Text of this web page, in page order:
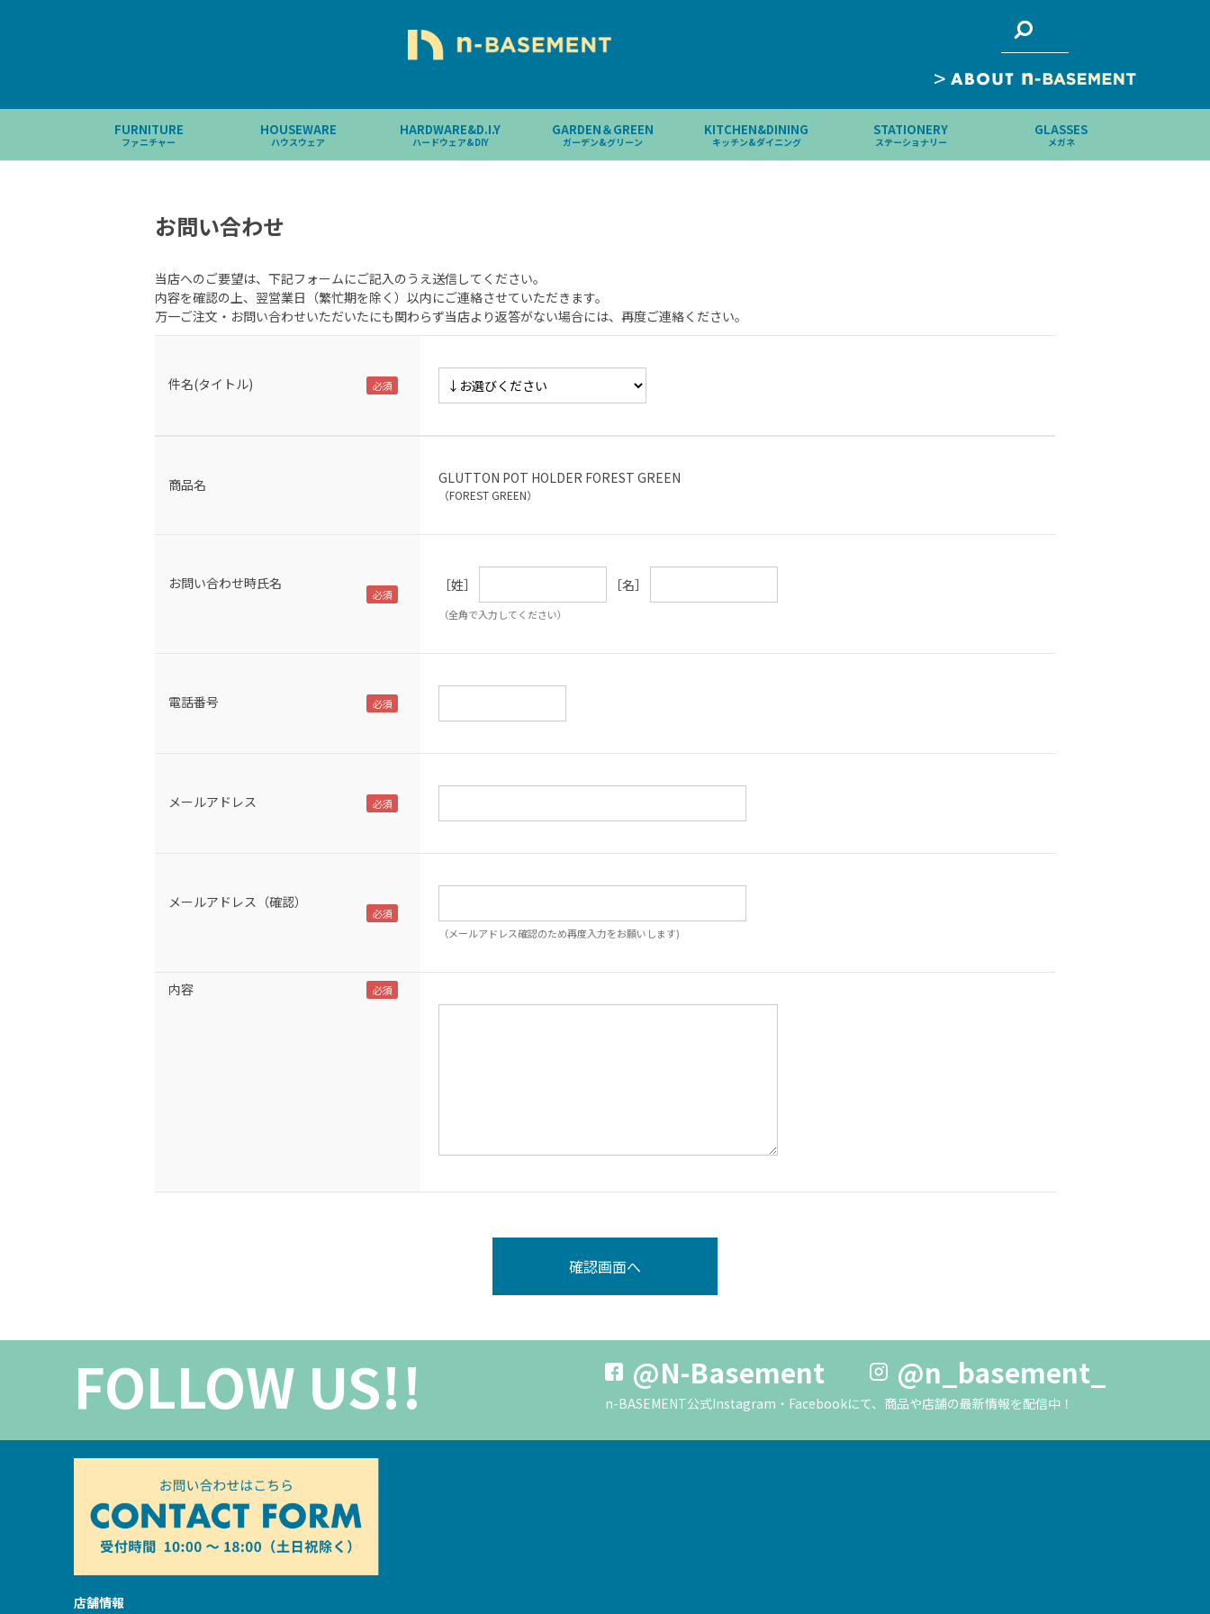
>
FURNITURE
ファニチャー
HOUSEWARE
ハウスウェア
HARDWARE&D.I.Y
ハードウェア&DIY
GARDEN＆GREEN
ガーデン&グリーン
KITCHEN&DINING
キッチン&ダイニング
STATIONERY
ステーショナリー
GLASSES
メガネ
お問い合わせ
当店へのご要望は、下記フォームにご記入のうえ送信してください。
内容を確認の上、翌営業日（繁忙期を除く）以内にご連絡させていただきます。
万一ご注文・お問い合わせいただいたにも関わらず当店より返答がない場合には、再度ご連絡ください。
件名(タイトル)
商品名 GLUTTON POT HOLDER FOREST GREEN
（FOREST GREEN）
お問い合わせ時氏名 ［姓］ ［名］
（全角で入力してください）
電話番号
メールアドレス
メールアドレス（確認）
（メールアドレス確認のため再度入力をお願いします)
内容
FOLLOW US!! @N-Basement @n_basement_
n-BASEMENT公式Instagram・Facebookにて、商品や店舗の最新情報を配信中！
店舗情報